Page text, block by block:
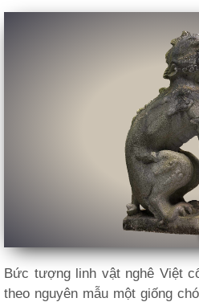
Bức tượng linh vật nghê Việt
theo nguyên mẫu một giống